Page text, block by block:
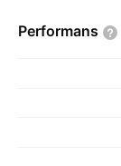
Performans